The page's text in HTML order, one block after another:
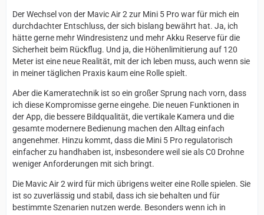
Der Wechsel von der Mavic Air 2 zur Mini 5 Pro war für mich ein
durchdachter Entschluss, der sich bislang bewährt hat. Ja, ich
hätte gerne mehr Windresistenz und mehr Akku Reserve für die
Sicherheit beim Rückflug. Und ja, die Höhenlimitierung auf 120
Meter ist eine neue Realität, mit der ich leben muss, auch wenn sie
in meiner täglichen Praxis kaum eine Rolle spielt.
Aber die Kameratechnik ist so ein großer Sprung nach vorn, dass
ich diese Kompromisse gerne eingehe. Die neuen Funktionen in
der App, die bessere Bildqualität, die vertikale Kamera und die
gesamte modernere Bedienung machen den Alltag einfach
angenehmer. Hinzu kommt, dass die Mini 5 Pro regulatorisch
einfacher zu handhaben ist, insbesondere weil sie als C0 Drohne
weniger Anforderungen mit sich bringt.
Die Mavic Air 2 wird für mich übrigens weiter eine Rolle spielen. Sie
ist so zuverlässig und stabil, dass ich sie behalten und für
bestimmte Szenarien nutzen werde. Besonders wenn ich in